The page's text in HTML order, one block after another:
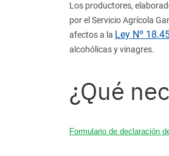
Los productores,
por el Servicio Agrícola
afectos a la Ley Nº
alcohólicas y vinagres.
¿Qué
Formulario de declaración